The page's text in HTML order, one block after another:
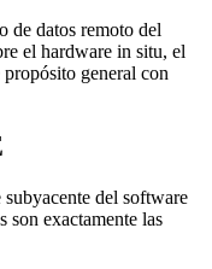
de datos remoto del
el hardware in situ, el
general con
del software
son exactamente las